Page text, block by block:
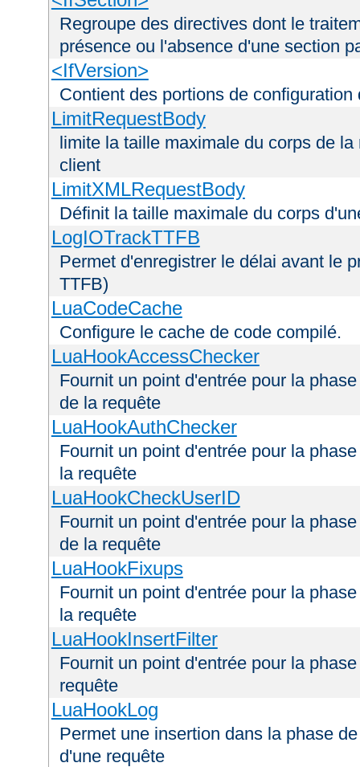
Regroupe des directives dont le
présence ou l'absence d'une section
<IfVersion>
Contient des portions de
LimitRequestBody
limite la taille maximale du corps de
client
LimitXMLRequestBody
Définit la taille maximale du corps
LogIOTrackTTFB
Permet d'enregistrer le délai avant le
TTFB)
LuaCodeCache
Configure le cache de code compilé.
LuaHookAccessChecker
Fournit un point d'entrée pour la
de la requête
LuaHookAuthChecker
Fournit un point d'entrée pour la
la requête
LuaHookCheckUserID
Fournit un point d'entrée pour la
de la requête
LuaHookFixups
Fournit un point d'entrée pour la
la requête
LuaHookInsertFilter
Fournit un point d'entrée pour la
requête
LuaHookLog
Permet une insertion dans la phase
d'une requête